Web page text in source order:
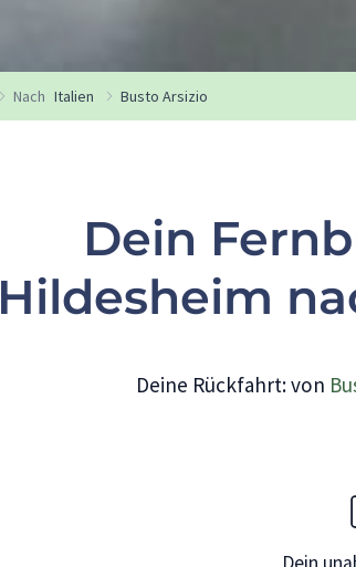
Nach Italien Busto Arsizio
Dein
Hildesheim
Deine Rückfahrt: von